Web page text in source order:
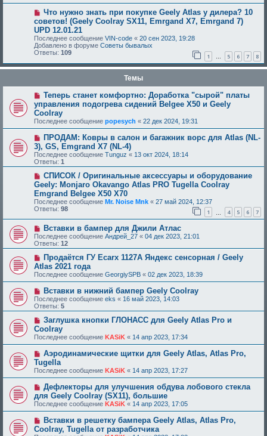
Что нужно знать при покупке Geely Atlas у дилера? 10
советов! (Geely Coolray SX11, Emrgand X7, Emrgand 7)
UPD 12.01.21
Последнее сообщение VIN-code « 20 сен 2023, 19:28
Добавлено в форуме Советы бывалых
Ответы: 109 1 … 5 6 7 8
Темы
Теперь станет комфортно: Доработка "сырой" платы
управления подогрева сидений Belgee X50 и Geely
Coolray
Последнее сообщение popesych « 22 дек 2024, 19:31
ПРОДАМ: Ковры в салон и багажник ворс для Atlas (NL-
3), GS, Emgrand X7 (NL-4)
Последнее сообщение Tunguz « 13 окт 2024, 18:14
Ответы: 1
СПИСОК / Оригинальные аксессуары и оборудование
Geely: Monjaro Okavango Atlas PRO Tugella Coolray
Emgrand Belgee X50 X70
Последнее сообщение Mr. Noise Mnk « 27 май 2024, 12:37
Ответы: 98 1 4 5 6 7
Вставки в бампер для Джили Атлас
Последнее сообщение Андрей_27 « 04 дек 2023, 21:01
Ответы: 12
Продаётся ГУ Ecarx 1127A Яндекс сенсорная / Geely
Atlas 2021 года
Последнее сообщение GeorgiySPB « 02 дек 2023, 18:39
Вставки в нижний бампер Geely Coolray
Последнее сообщение eks « 16 май 2023, 14:03
Ответы: 5
Заглушка кнопки ГЛОНАСС для Geely Atlas Pro и
Coolray
Последнее сообщение KASiK « 14 апр 2023, 17:34
Аэродинамические щитки для Geely Atlas, Atlas Pro,
Tugella
Последнее сообщение KASiK « 14 апр 2023, 17:27
Дефлекторы для улучшения обдува лобового стекла
для Geely Coolray (SX11), большие
Последнее сообщение KASiK « 14 апр 2023, 17:05
Вставки в решетку бампера Geely Atlas, Atlas Pro,
Coolray, Tugella от разработчика